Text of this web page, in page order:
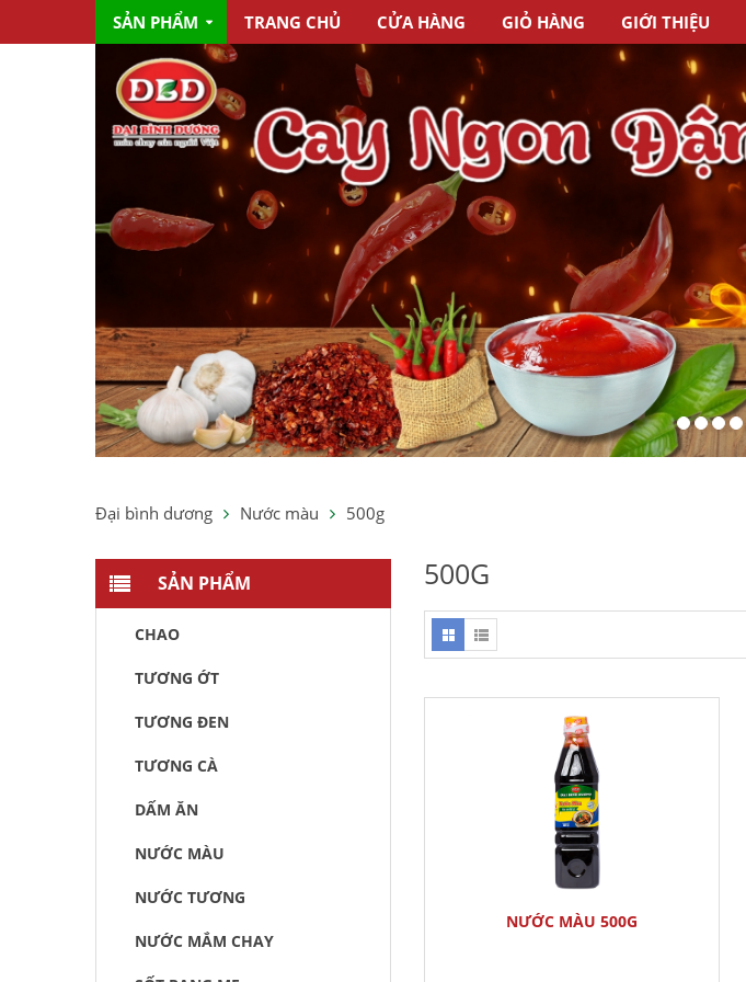
SẢN PHẨM TRANG CHỦ CỬA HÀNG GIỎ HÀNG GIỚI THIỆU
Đại bình dương Nước màu 500g
SẢN PHẨM
CHAO
TƯƠNG ỚT
TƯƠNG ĐEN
TƯƠNG CÀ
DẤM ĂN
NƯỚC MÀU
NƯỚC TƯƠNG
NƯỚC MẮM CHAY
500G
NƯỚC MÀU 500G